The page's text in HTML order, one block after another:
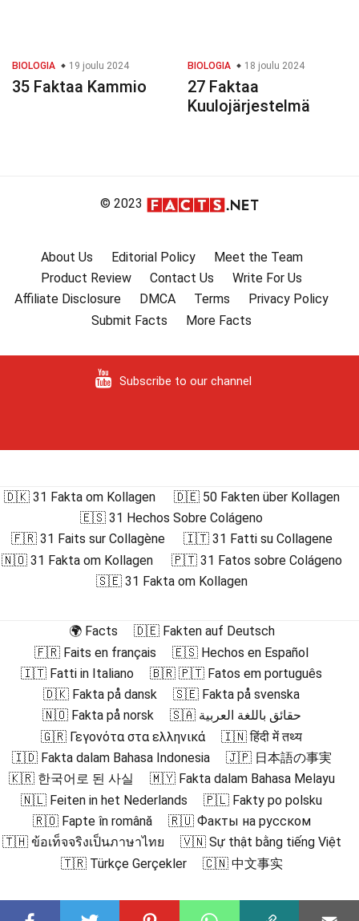
BIOLOGIA 19 joulu 2024
35 Faktaa Kammio
BIOLOGIA 18 joulu 2024
27 Faktaa
Kuulojärjestelmä
© 2023
About Us Editorial Policy
Meet the Team
Product Review
Contact Us
Write For Us
Affiliate Disclosure
DMCA Terms
Privacy Policy
Submit Facts
More Facts
Subscribe to our channel
🇩🇰 31 Fakta om Kollagen
🇩🇪 50 Fakten über Kollagen
🇪🇸 31 Hechos Sobre Colágeno
🇫🇷 31 Faits sur Collagène
🇮🇹 31 Fatti su Collagene
🇳🇴 31 Fakta om Kollagen
🇵🇹 31 Fatos sobre Colágeno
🇸🇪 31 Fakta om Kollagen
🌍 Facts
🇩🇪 Fakten auf Deutsch
🇫🇷 Faits en français
🇪🇸 Hechos en Español
🇮🇹 Fatti in Italiano
🇧🇷 🇵🇹 Fatos em português
🇩🇰 Fakta på dansk
🇸🇪 Fakta på svenska
🇳🇴 Fakta på norsk
🇸🇦 حقائق باللغة العربية
🇬🇷 Γεγονότα στα ελληνικά
🇮🇳 हिंदी में तथ्य
🇮🇩 Fakta dalam Bahasa Indonesia
🇯🇵 日本語の事実
🇰🇷 한국어로 된 사실
🇲🇾 Fakta dalam Bahasa Melayu
🇳🇱 Feiten in het Nederlands
🇵🇱 Fakty po polsku
🇷🇴 Fapte în română
🇷🇺 Факты на русском
🇹🇭 ข้อเท็จจริงเป็นภาษาไทย
🇻🇳 Sự thật bằng tiếng Việt
🇹🇷 Türkçe Gerçekler
🇨🇳 中文事实